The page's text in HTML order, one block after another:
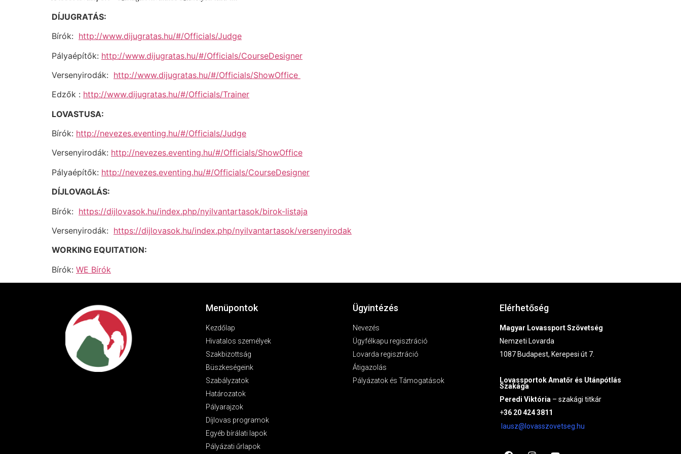
DÍJUGRATÁS:
Bírók: http://www.dijugratas.hu/#/Officials/Judge
Pályaépítők: http://www.dijugratas.hu/#/Officials/CourseDesigner
Versenyirodák: http://www.dijugratas.hu/#/Officials/ShowOffice
Edzők : http://www.dijugratas.hu/#/Officials/Trainer
LOVASTUSA:
Bírók: http://nevezes.eventing.hu/#/Officials/Judge
Versenyirodák: http://nevezes.eventing.hu/#/Officials/ShowOffice
Pályaépítők: http://nevezes.eventing.hu/#/Officials/CourseDesigner
DÍJLOVAGLÁS:
Bírók: https://dijlovasok.hu/index.php/nyilvantartasok/birok-listaja
Versenyirodák: https://dijlovasok.hu/index.php/nyilvantartasok/versenyirodak
WORKING EQUITATION:
Bírók: WE Bírók
Menüpontok
Kezdőlap
Hivatalos személyek
Szakbizottság
Büszkeségeink
Szabályzatok
Határozatok
Pályarajzok
Díjlovas programok
Egyéb bírálati lapok
Pályázati űrlapok
Ügyintézés
Nevezés
Ügyfélkapu regisztráció
Lovarda regisztráció
Átigazolás
Pályázatok és Támogatások
Elérhetőség
Magyar Lovassport Szövetség
Nemzeti Lovarda
1087 Budapest, Kerepesi út 7.
LovassportokAmatőr és Utánpótlás
Szakága
Peredi Viktória – szakági titkár
+36 20 424 3811
lausz@lovasszovetseg.hu